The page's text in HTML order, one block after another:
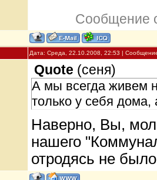
Сообщение
Дата: Среда, 22.10.2008, 22:53 |
Quote (сеня)
А мы всегда живем
только у себя дома,
Наверно, Вы,
нашего
отродясь не